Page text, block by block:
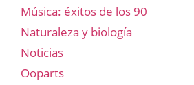
Música: éxitos de los 90
Naturaleza y biología
Noticias
Ooparts